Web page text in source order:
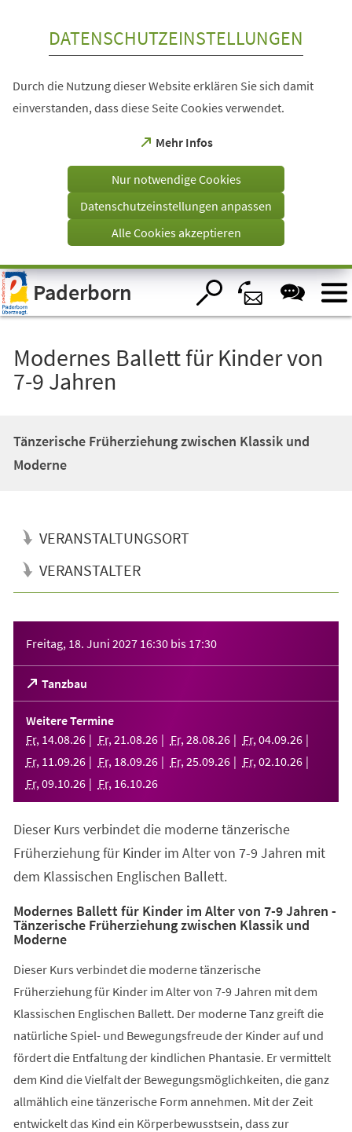
Visuelle
Assistenzsoftware
öffnen.
DATENSCHUTZEINSTELLUNGEN
Durch die Nutzung dieser Website erklären Sie sich damit
einverstanden, dass diese Seite Cookies verwendet.
Mehr Infos
(Öffnet
einem
Tab)
Nur notwendige Cookies
Datenschutzeinstellungen anpassen
Alle Cookies akzeptieren
Paderborn
Modernes Ballett für Kinder von
7-9 Jahren
Tänzerische Früherziehung zwischen Klassik und
Moderne
VERANSTALTUNGSORT
VERANSTALTER
Freitag, 18. Juni 2027 16:30 bis 17:30
Tanzbau
(Öffnet
in
einem
neuen
Tab)
Weitere Termine
Fr, 14.08.26 Fr, 21 .08.26 Fr, 28.08.26 Fr, 04.09.26
Fr, 11 .09.26 Fr, 18.09.26 Fr, 25.09.26 Fr, 02.10.26
Fr, 09.10.26 Fr, 16.10.26
Dieser Kurs verbindet die moderne tänzerische
Früherziehung für Kinder im Alter von 7-9 Jahren mit
dem Klassischen Englischen Ballett.
Modernes Ballett für Kinder im Alter von 7-9 Jahren -
Tänzerische Früherziehung zwischen Klassik und
Moderne
Dieser Kurs verbindet die moderne tänzerische
Früherziehung für Kinder im Alter von 7-9 Jahren mit dem
Klassischen Englischen Ballett. Der moderne Tanz greift die
natürliche Spiel- und Bewegungsfreude der Kinder auf und
fördert die Entfaltung der kindlichen Phantasie. Er vermittelt
dem Kind die Vielfalt der Bewegungsmöglichkeiten, die ganz
allmählich eine tänzerische Form annehmen. Mit der Zeit
entwickelt das Kind ein Körperbewusstsein, dass zur